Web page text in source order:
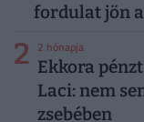
fordulat jön
2 2 hónapja
Ekkora
Laci: nem
zsebében